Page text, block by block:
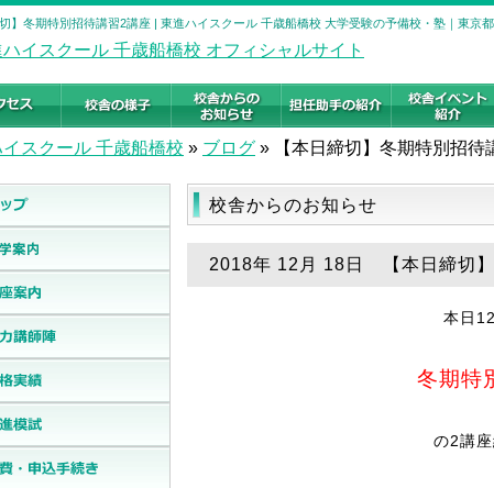
切】冬期特別招待講習2講座 | 東進ハイスクール 千歳船橋校 大学受験の予備校・塾｜東京都
スクール 千歳船橋校 » ブログ » 【本日締切】冬期特別招待
校舎からのお知らせ
2018年 12月 18日 【本日締切
本日
冬期特
の2講